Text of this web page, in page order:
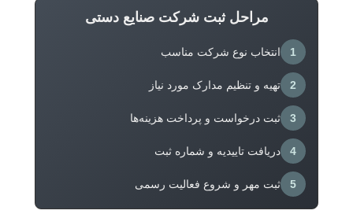
مراحل ثبت شرکت صنایع دستی
1 انتخاب نوع شرکت مناسب
2 تهیه و تنظیم مدارک مورد نیاز
3 ثبت درخواست و پرداخت هزینه‌ها
4 دریافت تاییدیه و شماره ثبت
5 ثبت مهر و شروع فعالیت رسمی